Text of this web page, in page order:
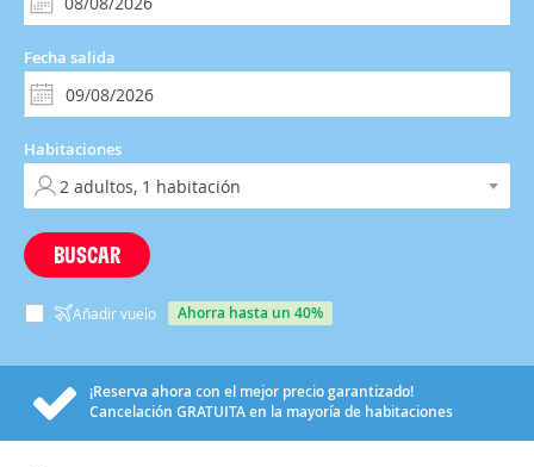
Fecha salida
Habitaciones
BUSCAR
Añadir vuelo ahorra hasta un 40%
¡Reserva ahora con el mejor precio garantizado!
Cancelación GRATUITAen la mayoría de habitaciones